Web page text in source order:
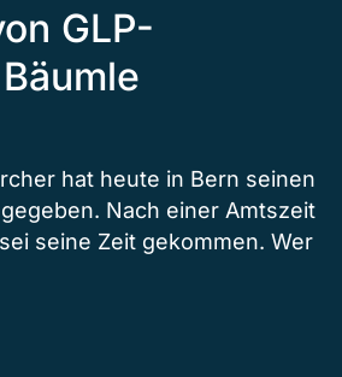
GLP-
hat heute in Bern seinen
Nach einer Amtszeit
seine Zeit gekommen. Wer